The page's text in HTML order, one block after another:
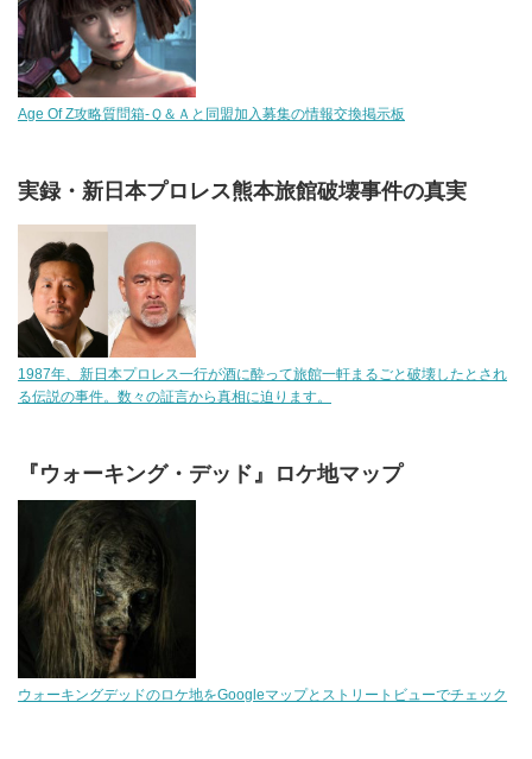
Age Of Z攻略質問箱-Ｑ＆Ａと同盟加入募集の情報交換掲示板
実録・新日本プロレス熊本旅館破壊事件の真実
1987年、新日本プロレス一行が酒に酔って旅館一軒まるごと破壊したとされ
る伝説の事件。数々の証言から真相に迫ります。
『ウォーキング・デッド』ロケ地マップ
ウォーキングデッドのロケ地をGoogleマップとストリートビューでチェック